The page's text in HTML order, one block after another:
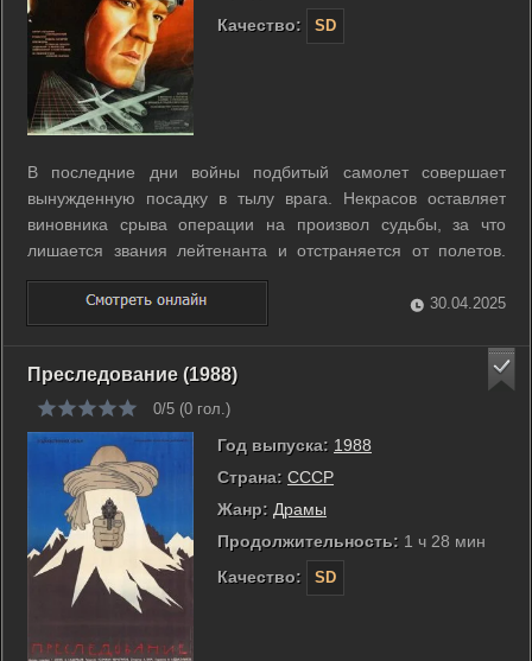
Качество:
SD
В последние дни войны подбитый самолет совершает
вынужденную посадку в тылу врага. Некрасов оставляет
виновника срыва операции на произвол судьбы, за что
лишается звания лейтенанта и отстраняется от полетов.
Вернувшись в деревню, он становится первым трактористом
колхоза. Но однажды, бросив все, устраивается техником на
аэродроме... ...
30.04.2025
Преследование (1988)
0/5 (0 гол.)
Год выпуска: 1988
Страна: СССР
Жанр: Драмы
Продолжительность: 1 ч 28 мин
Качество:
SD